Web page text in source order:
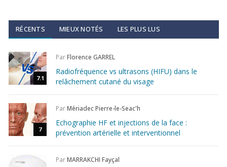
RÉCENTS MIEUX NOTÉS LES PLUS LUS
7.1
ParFlorence GARREL
Radiofréquence vs ultrasons (HIFU) dans le
relâchement cutané du visage
7
ParMériadec Pierre-le-Seac'h
Echographie HF et injections de la face :
prévention artérielle et interventionnel
ParMARRAKCHI Fayçal